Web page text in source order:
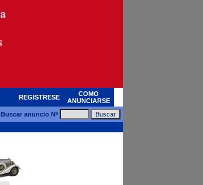
REGISTRESE
COMO
ANUNCIARSE
Buscar anuncio Nº